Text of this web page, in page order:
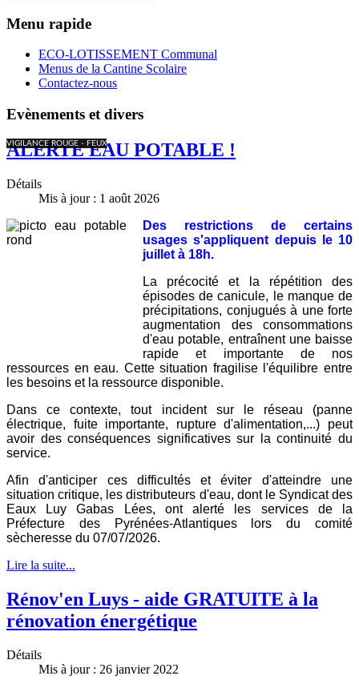
Menu rapide
ECO-LOTISSEMENT Communal
Menus de la Cantine Scolaire
Contactez-nous
Evènements et divers
VIGILANCE ROUGE - FEUX
ALERTE EAU POTABLE !
Détails
Mis à jour : 1 août 2026
Des restrictions de certains
usagess'appliquent depuis le 10
juillet à 18h.
La précocité et la répétition des
épisodes de canicule, le manque de
précipitations, conjugués à une forte
augmentation des consommations
d'eau potable, entraînent une baisse
rapide et importante de nos
ressources en eau. Cette situation fragilise l'équilibre entre
les besoins et la ressource disponible.
Dans ce contexte, tout incident sur le réseau (panne
électrique, fuite importante, rupture d'alimentation,...) peut
avoir des conséquences significatives sur la continuité du
service.
Afin d'anticiper ces difficultés et éviter d'atteindre une
situation critique, les distributeurs d'eau, dont le Syndicat des
Eaux Luy Gabas Lées, ont alerté les services de la
Préfecture des Pyrénées-Atlantiques lors du comité
sècheresse du 07/07/2026.
Lire la suite...
Rénov'en Luys - aide GRATUITE à la
rénovation énergétique
Détails
Mis à jour : 26 janvier 2022